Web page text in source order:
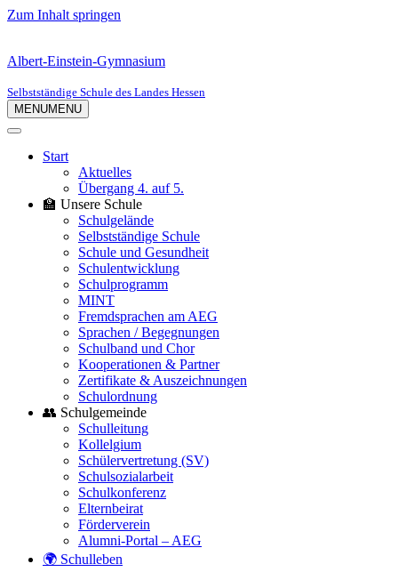
Zum Inhalt springen
Albert-Einstein-Gymnasium
Selbstständige Schule des Landes Hessen
MENUMENU
Start
Aktuelles
Übergang 4. auf 5.
🏫 Unsere Schule
Schulgelände
Selbstständige Schule
Schule und Gesundheit
Schulentwicklung
Schulprogramm
MINT
Fremdsprachen am AEG
Sprachen / Begegnungen
Schulband und Chor
Kooperationen & Partner
Zertifikate & Auszeichnungen
Schulordnung
👥 Schulgemeinde
Schulleitung
Kollelgium
Schülervertretung (SV)
Schulsozialarbeit
Schulkonferenz
Elternbeirat
Förderverein
Alumni-Portal – AEG
🌍 Schulleben